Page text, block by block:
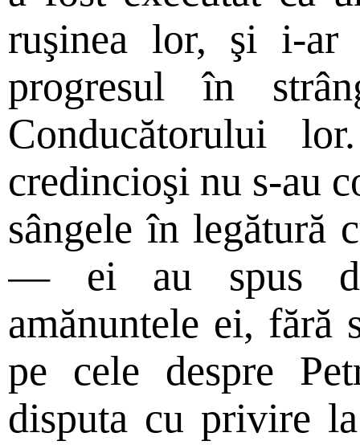
ruşinea lor, şi i-ar
progresul în
Conducătorului
credincioşi nu s-au
sângele în legătură
— ei au spus
amănuntele ei, fără
pe cele despre
disputa cu privire